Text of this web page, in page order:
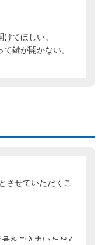
てほしい。
鍵が開かない。
させていただくこ
をご入力いただく